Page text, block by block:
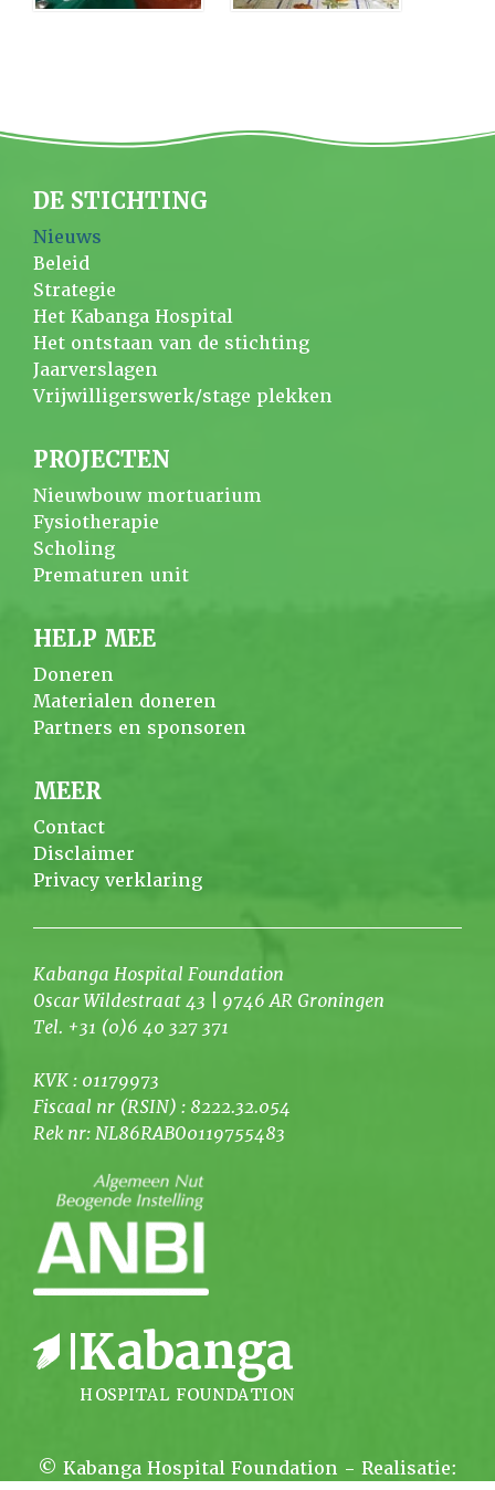
DE STICHTING
Nieuws
Beleid
Strategie
Het Kabanga Hospital
Het ontstaan van de stichting
Jaarverslagen
Vrijwilligerswerk/stage plekken
PROJECTEN
Nieuwbouw mortuarium
Fysiotherapie
Scholing
Prematuren unit
HELP MEE
Doneren
Materialen doneren
Partners en sponsoren
MEER
Contact
Disclaimer
Privacy verklaring
Kabanga Hospital Foundation
Oscar Wildestraat 43 | 9746 AR Groningen
Tel. +31 (0)6 40 327 371
KVK : 01179973
Fiscaal nr (RSIN) : 8222.32.054
Rek nr: NL86RABO0119755483
© Kabanga Hospital Foundation - Realisatie: